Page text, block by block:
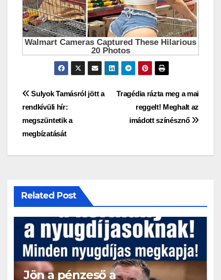
Bejegyzés
navigáció
Tragédia rázta meg a mai
reggelt! Meghalt az
imádott színésznő
Sulyok Tamásról jött a
rendkívüli hír:
megszüntetik a
megbízatását
Related Post
Jön a pénzeső a